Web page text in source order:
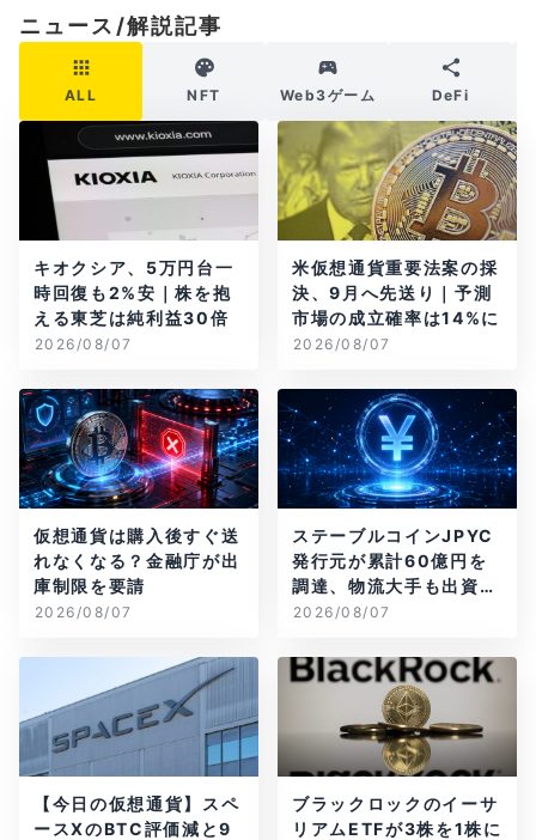
ニュース/解説記事
ALL NFT Web3ゲーム DeFi
キオクシア、5万円台一
時回復も2%安｜株を抱
える東芝は純利益30倍
2026/08/07
米仮想通貨重要法案の採
決、9月へ先送り｜予測
市場の成立確率は14%に
2026/08/07
仮想通貨は購入後すぐ送
れなくなる？金融庁が出
庫制限を要請
2026/08/07
ステーブルコインJPYC
発行元が累計60億円を
調達、物流大手も出資参
画
2026/08/07
【今日の仮想通貨】スペ
ースXのBTC評価減と9
ブラックロックのイーサ
リアムETFが3株を1株に